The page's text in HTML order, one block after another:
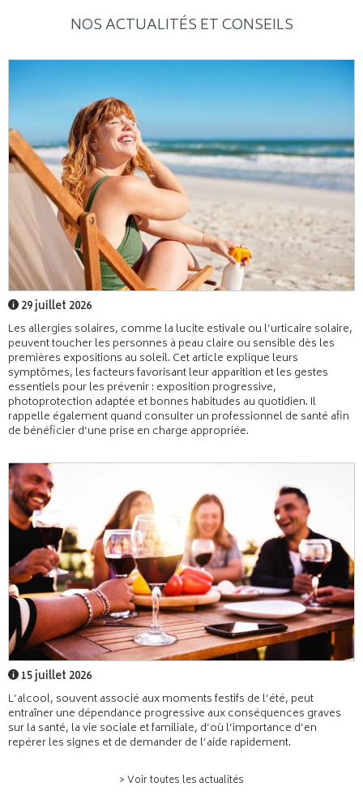
NOS ACTUALITÉS ET CONSEILS
29 juillet 2026
Les allergies solaires, comme la lucite estivale ou l’urticaire solaire,
peuvent toucher les personnes à peau claire ou sensible dès les
premières expositions au soleil. Cet article explique leurs
symptômes, les facteurs favorisant leur apparition et les gestes
essentiels pour les prévenir : exposition progressive,
photoprotection adaptée et bonnes habitudes au quotidien. Il
rappelle également quand consulter un professionnel de santé afin
de bénéficier d’une prise en charge appropriée.
15 juillet 2026
L’alcool, souvent associé aux moments festifs de l’été, peut
entraîner une dépendance progressive aux conséquences graves
sur la santé, la vie sociale et familiale, d’où l’importance d’en
repérer les signes et de demander de l’aide rapidement.
> Voir toutes les actualités